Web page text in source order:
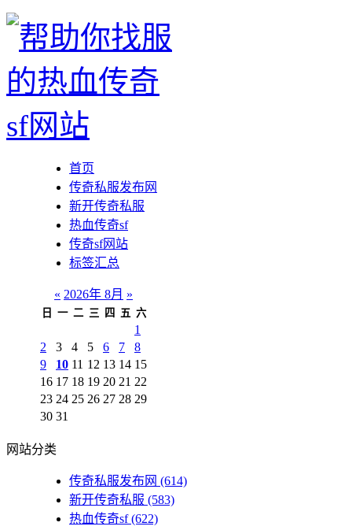
首页
传奇私服发布网
新开传奇私服
热血传奇sf
传奇sf网站
标签汇总
« 2026年 8月 »
日 一 二 三 四 五 六
1
2
3 4 5 6 7
8
9
10 11 12 13 14 15
16 17 18 19 20 21 22
23 24 25 26 27 28 29
30 31
网站分类
传奇私服发布网 (614)
新开传奇私服 (583)
热血传奇sf(622)